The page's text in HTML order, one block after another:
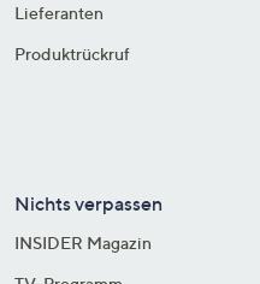
Lieferanten
Produktrückruf
Nichts verpassen
INSIDER Magazin